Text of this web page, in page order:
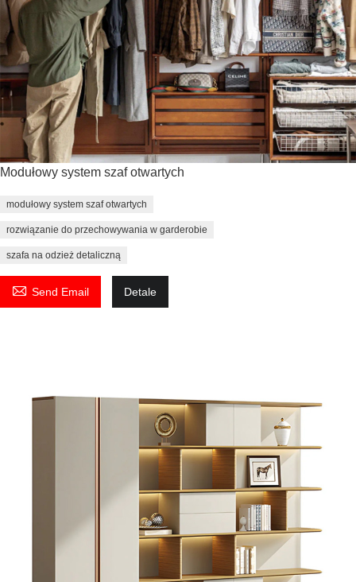
Modułowy system szaf otwartych
modułowy system szaf otwartych
rozwiązanie do przechowywania w garderobie
szafa na odzież detaliczną
 Send Email Detale